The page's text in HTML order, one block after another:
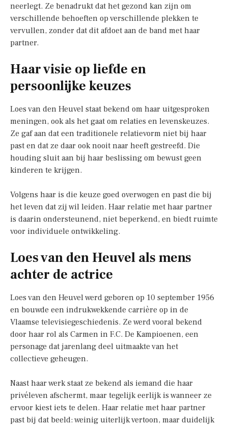
neerlegt. Ze benadrukt dat het gezond kan zijn om
verschillende behoeften op verschillende plekken te
vervullen, zonder dat dit afdoet aan de band met haar
partner.
Haar visie op liefde en
persoonlijke keuzes
Loes van den Heuvel staat bekend om haar uitgesproken
meningen, ook als het gaat om relaties en levenskeuzes.
Ze gaf aan dat een traditionele relatievorm niet bij haar
past en dat ze daar ook nooit naar heeft gestreefd. Die
houding sluit aan bij haar beslissing om bewust geen
kinderen te krijgen.
Volgens haar is die keuze goed overwogen en past die bij
het leven dat zij wil leiden. Haar relatie met haar partner
is daarin ondersteunend, niet beperkend, en biedt ruimte
voor individuele ontwikkeling.
Loes van den Heuvel als mens
achter de actrice
Loes van den Heuvel werd geboren op 10 september 1956
en bouwde een indrukwekkende carrière op in de
Vlaamse televisiegeschiedenis. Ze werd vooral bekend
door haar rol als Carmen in F.C. De Kampioenen, een
personage dat jarenlang deel uitmaakte van het
collectieve geheugen.
Naast haar werk staat ze bekend als iemand die haar
privéleven afschermt, maar tegelijk eerlijk is wanneer ze
ervoor kiest iets te delen. Haar relatie met haar partner
past bij dat beeld: weinig uiterlijk vertoon, maar duidelijk